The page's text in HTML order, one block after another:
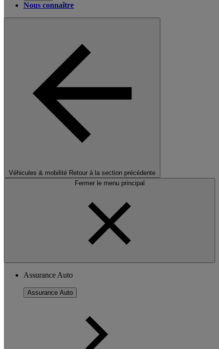
Nous connaître
Véhicules & mobilité Retour à la section précédente
Fermer le menu principal
Assurance Auto
Assurance Auto